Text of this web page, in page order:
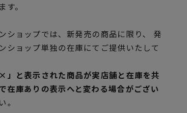
。
ショップでは、新発売の商品に限り、 発
ショップ単独の在庫にてご提供いたして
」と表示された商品が実店舗と在庫を共
在庫ありの表示へと変わる場合がござい
。